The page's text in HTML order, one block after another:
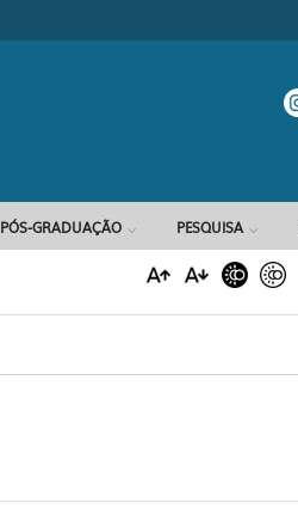
Formulário de busca
PÓS-GRADUAÇÃO PESQUISA